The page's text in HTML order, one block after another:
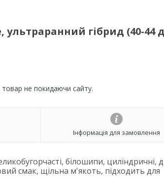
ультраранний гібрид (40-44
товар не покидаючи сайту.
Інформація для замовлення
білошипи, циліндричні,
смак, щільна м'якоть, підходить для